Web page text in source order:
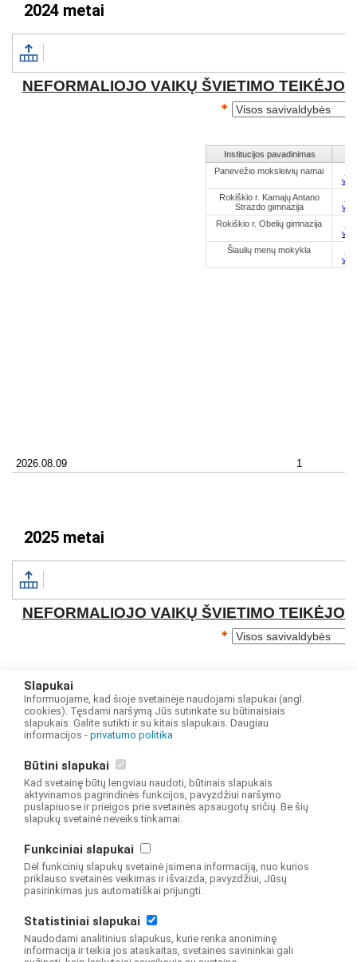
2024 metai
2025 metai
Slapukai
Informuojame, kad šioje svetainėje naudojami slapukai (angl.
cookies). Tęsdami naršymą Jūs sutinkate su būtinaisiais
slapukais. Galite sutikti ir su kitais slapukais. Daugiau
informacijos - privatumo politika
Būtini slapukai
Kad svetainę būtų lengviau naudoti, būtinais slapukais
aktyvinamos pagrindinės funkcijos, pavyzdžiui naršymo
puslapiuose ir prieigos prie svetainės apsaugotų sričių. Be šių
slapukų svetainė neveiks tinkamai.
Funkciniai slapukai
Dėl funkcinių slapukų svetainė įsimena informaciją, nuo kurios
priklauso svetainės veikimas ir išvaizda, pavyzdžiui, Jūsų
pasirinkimas jus automatiškai prijungti.
Statistiniai slapukai
Naudodami analitinius slapukus, kurie renka anoniminę
informacija ir teikia jos ataskaitas, svetainės savininkai gali